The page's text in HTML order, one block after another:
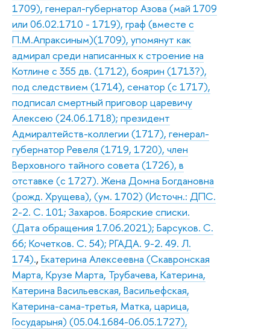
1709), генерал-губернатор Азова (май 1709
или 06.02.1710 - 1719), граф (вместе с
П.М.Апраксиным)(1709), упомянут как
адмирал среди написанных к строение на
Котлине с 355 дв. (1712), боярин (1713?),
под следствием (1714), сенатор (с 1717),
подписал смертный приговор царевичу
Алексею (24.06.1718); президент
Адмиралтейств-коллегии (1717), генерал-
губернатор Ревеля (1719, 1720), член
Верховного тайного совета (1726), в
отставке (с 1727). Жена Домна Богдановна
(рожд. Хрущева), (ум. 1702) (Источн.: ДПС.
2-2. С. 101; Захаров. Боярские списки.
(Дата обращения 17.06.2021); Барсуков. С.
66; Кочетков. С. 54); РГАДА. 9-2. 49. Л.
174)., Екатерина Алексеевна (Скавронская
Марта, Крузе Марта, Трубачева, Катерина,
Катерина Васильевская, Васильефская,
Катерина-сама-третья, Матка, царица,
Государыня) (05.04.1684-06.05.1727),